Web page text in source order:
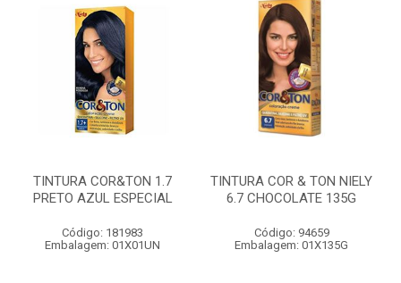
TINTURA COR&TON 1.7
PRETO AZUL ESPECIAL
Código: 181983
Embalagem: 01X01UN
TINTURA COR & TON NIELY
6.7 CHOCOLATE 135G
Código: 94659
Embalagem: 01X135G